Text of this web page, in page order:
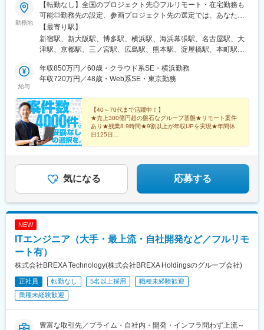
ノ宮駅、新福島駅、汐見橋駅、南港口駅、コスモスクエア駅、北
天下茶屋駅、今池駅(大阪府)、新今宮駅、大国町駅、七隈駅、千早
駅
勤務地
【転勤なし】全国のプロジェクト先◎フルリモート・在宅勤務も
可能◎勤務先の設定、参画プロジェクト先の選定では、あなたの
希望を最大限考慮します■東京本社：東京都新宿区新宿4-1-23 新
宿SKYビル8階■大阪オフィス：大阪府大阪市淀川区西中島5-13-
14 共栄新大阪ビル7F■福岡オフィス：福岡県福岡市博多区博多
ンしたい」などご希望をお聞かせください。◎プロジェクトに応
じて在宅勤務も可能です。【日本各地・過去のプロジェクト実
川、山梨、岐阜、愛知、三重、静岡、滋賀、京都、大阪、兵庫、
奈良、広島、福岡、鹿児島、熊本、沖縄
【最寄り駅】
新宿駅、新大阪駅、博多駅、横浜駅、海浜幕張駅、名古屋駅、大
津駅、京都駅、三ノ宮駅、広島駅、熊本駅、淀屋橋駅、本町駅、
之島駅、千里中央駅(北大阪急行)、堺駅、守口駅、三田駅(兵庫
県)、姫路駅、明石駅、奈良駅、藤崎駅(福岡県)、薬院駅、西鉄福
町駅、国際展示場駅、豊洲駅、六本木一丁目駅、虎ノ門ヒルズ
駅、品川駅、品川シーサイド駅、五反田駅、勝どき駅、竹芝駅、
汐留駅、田町駅(東京都)、新橋駅、大手町駅(東京都)、神保町駅、
九段下駅、竹橋駅、麹町駅、国会議事堂前駅、神谷町駅、御成門
駅、天王洲アイル駅、蒲田駅、渋谷駅、表参道駅、西新宿駅、初
駅、京急川崎駅、関内駅、みなとみらい駅、新高島駅、湘南台
駅、長後駅、本厚木駅、さがみ野駅、東京駅、中野駅(東京都)、飯
宿三丁目駅、西中島南方駅、上栄町駅、九条駅(京都府)、三宮駅
(神戸新交通)、熊本駅前駅、大江橋駅、松屋町駅、四ツ橋駅、海老
江駅、大阪城公園駅、新福島駅、千里中央駅(大阪モノレール)、大
奈良駅、室見駅、渡辺通駅、天神駅、平和通駅、日本橋駅(東京
都)、越中島駅、馬喰横山駅、有明駅(東京都)、虎ノ門駅、北品川
都庁前駅、参宮橋駅、井の頭公園駅、立川北駅、京王八王子駅、
給与
年収850万円／60歳・クラウド系SE・横浜勤務
年収720万円／48歳・Web系SE・東京勤務
【40～70代まで活躍中！】
★売上300億円超の盤石なグループ基盤★リモート案件
あり★残業8.9時間★9割以上が年収UPを実現★年間休
日125日
気になる 応募する
NEW
ITエンジニア（大手・最上流・自社開発など／フルリモ
ート有）
株式会社BREXA Technology(株式会社BREXA Holdingsのグループ会社)
正社員 転勤なし 5名以上採用
職種未経験歓迎
業種未経験歓迎
豊富な取引先／プライム・自社内・開発・インフラ問わず上流～